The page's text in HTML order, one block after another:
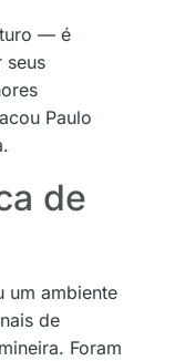
— é
seus
Paulo
de
um ambiente
de
Foram